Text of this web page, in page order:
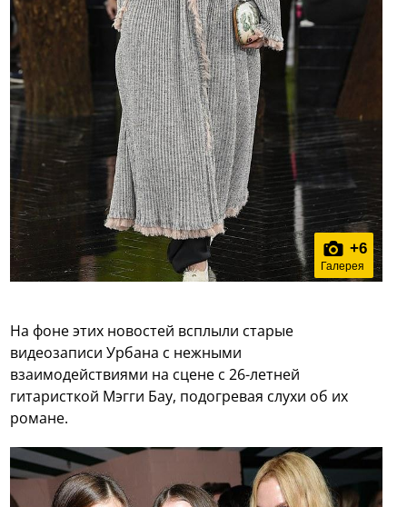
+6
Галерея
На фоне этих новостей всплыли старые
видеозаписи Урбана с нежными
взаимодействиями на сцене с 26-летней
гитаристкой Мэгги Бау, подогревая слухи об их
романе.